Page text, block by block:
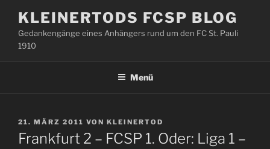
Inhalt
springen
KLEINERTODS FCSP BLOG
Gedankengänge eines Anhängers rund um den FC St. Pauli
1910
Menü
VERÖFFENTLICHT
AM
21. MÄRZ 2011 VON KLEINERTOD
Frankfurt 2 – FCSP 1. Oder: Liga 1 –